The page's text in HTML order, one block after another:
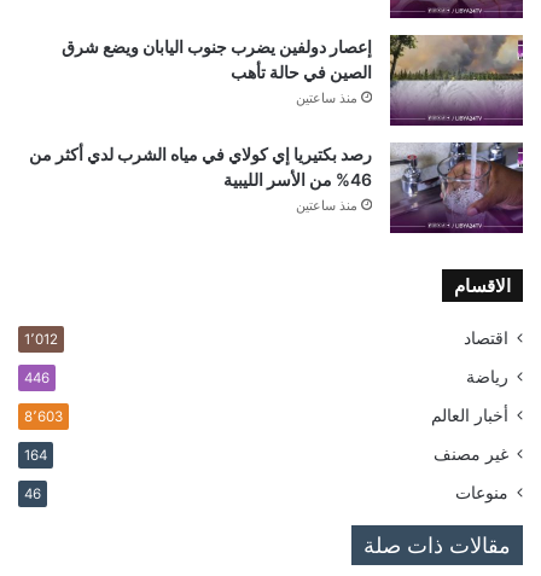
إعصار دولفين يضرب جنوب اليابان ويضع شرق
الصين في حالة تأهب
منذ ساعتين
رصد بكتيريا إي كولاي في مياه الشرب لدي أكثر من
46% من الأسر الليبية
منذ ساعتين
الاقسام
اقتصاد 1٬012
رياضة 446
أخبار العالم 8٬603
غير مصنف 164
منوعات 46
مقالات ذات صلة